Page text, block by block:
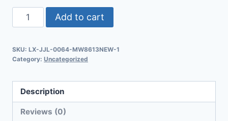
Add to cart
SKU: LX-JJL-0064-MW8613NEW-1
Category: Uncategorized
Description
Reviews (0)